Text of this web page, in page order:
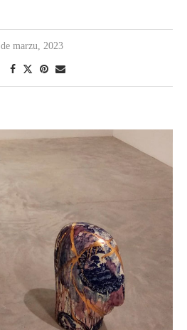
marzu, 2023